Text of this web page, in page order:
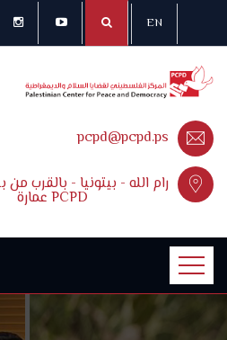
EN
pcpd@pcpd.ps
رام الله - بيتونيا - بالقرب من
عمارة PCPD